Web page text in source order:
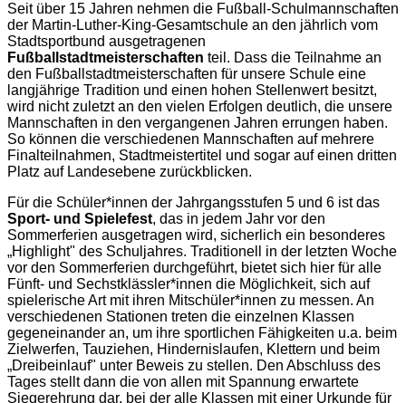
Seit über 15 Jahren nehmen die Fußball-Schulmannschaften
der Martin-Luther-King-Gesamtschule an den jährlich vom
Stadtsportbund ausgetragenen
Fußballstadtmeisterschaften teil. Dass die Teilnahme an
den Fußballstadtmeisterschaften für unsere Schule eine
langjährige Tradition und einen hohen Stellenwert besitzt,
wird nicht zuletzt an den vielen Erfolgen deutlich, die unsere
Mannschaften in den vergangenen Jahren errungen haben.
So können die verschiedenen Mannschaften auf mehrere
Finalteilnahmen, Stadtmeistertitel und sogar auf einen dritten
Platz auf Landesebene zurückblicken.
Für die Schüler*innen der Jahrgangsstufen 5 und 6 ist das
Sport- und Spielefest, das in jedem Jahr vor den
Sommerferien ausgetragen wird, sicherlich ein besonderes
„Highlight" des Schuljahres. Traditionell in der letzten Woche
vor den Sommerferien durchgeführt, bietet sich hier für alle
Fünft- und Sechstklässler*innen die Möglichkeit, sich auf
spielerische Art mit ihren Mitschüler*innen zu messen. An
verschiedenen Stationen treten die einzelnen Klassen
gegeneinander an, um ihre sportlichen Fähigkeiten u.a. beim
Zielwerfen, Tauziehen, Hindernislaufen, Klettern und beim
„Dreibeinlauf" unter Beweis zu stellen. Den Abschluss des
Tages stellt dann die von allen mit Spannung erwartete
Siegerehrung dar, bei der alle Klassen mit einer Urkunde für